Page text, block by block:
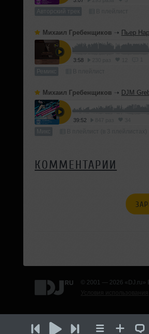
Авторский трек
Михаил Гребенщиков ➝ Пьер
3:58
Ремикс
Михаил Гребенщиков ➝ DJM
39:52
Микс
КОММЕНТАРИИ
© 2001 — 2026 «DJ.ru»
Условия использования